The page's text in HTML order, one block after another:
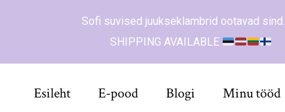
Sofi suvised juukseklambrid ootavad sind.
SHIPPING AVAILABLE
Esileht E-pood Blogi Minu tööd